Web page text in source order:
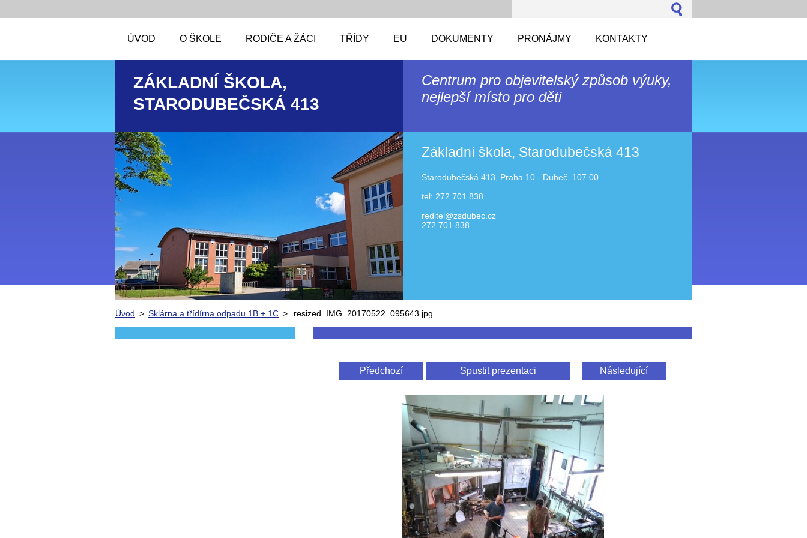
ÚVOD O ŠKOLE RODIČE A ŽÁCI TŘÍDY EU DOKUMENTY PRONÁJMY KONTAKTY
ZÁKLADNÍ ŠKOLA,
STARODUBEČSKÁ 413
Centrum pro objevitelský způsob výuky,
nejlepší místo pro děti
Základní škola, Starodubečská 413
Starodubečská 413, Praha 10 - Dubeč, 107 00
tel: 272 701 838
reditel@zsdubec.cz
272 701 838
Úvod > Sklárna a třídírna odpadu 1B + 1C > resized_IMG_20170522_095643.jpg
Předchozí Spustit prezentaci Následující